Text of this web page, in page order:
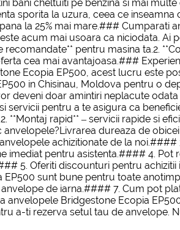
bani cheltuiti pe benzina si mai
sporita la uzura, ceea ce
la 25% mai mare.### Cumparati
acum mai usoara ca niciodata. Ai
recomandate** pentru masina ta.2.
cea mai avantajoasa.###
Ecopia EP500, acest lucru este
in Chisinau, Moldova pentru o
deveni doar amintiri neplacute
servicii pentru a te asigura ca
**Montaj rapid** – servicii rapide si
dureaza de
achizitionate de la
imediat pentru asistenta.#### 4.
5. Oferiti discounturi pentru
sunt bune pentru toate
de iarna.#### 7. Cum pot
anvelopele Bridgestone Ecopia
a-ti rezerva setul tau de